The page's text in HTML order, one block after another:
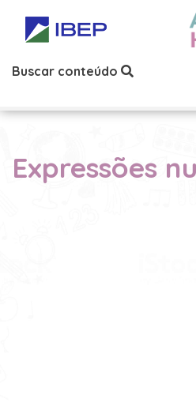
Buscar conteúdo
Expressões